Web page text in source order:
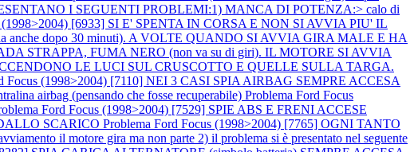
I SEGUENTI PROBLEMI:1) MANCA DI POTENZA:> calo di
(1998>2004) [6933] SI E' SPENTA IN CORSA E NON SI AVVIA PIU' IL
anche dopo 30 minuti). A VOLTE QUANDO SI AVVIA GIRA MALE E HA
STRAPPA, FUMA NERO (non va su di giri). IL MOTORE SI AVVIA
LE LUCI SUL CRUSCOTTO E QUELLE SULLA TARGA.
Focus (1998>2004) [7110] NEI 3 CASI SPIA AIRBAG SEMPRE ACCESA
airbag (pensando che fosse recuperabile) Problema Ford Focus
Ford Focus (1998>2004) [7529] SPIE ABS E FRENI ACCESE
SCARICO Problema Ford Focus (1998>2004) [7765] OGNI TANTO
il motore gira ma non parte 2) il problema si è presentato nel seguente